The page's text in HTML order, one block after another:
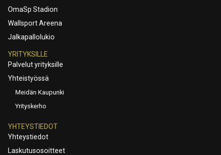
OmaSp Stadion
Wallsport Areena
Jalkapallolukio
YRITYKSILLE
Palvelut yrityksille
Yhteistyössä
Meidän Kaupunki
Yrityskerho
YHTEYSTIEDOT
Yhteystiedot
Laskutusosoitteet